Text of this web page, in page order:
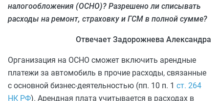
налогообложения (ОСНО)? Разрешено ли списывать
расходы на ремонт, страховку и ГСМ в полной сумме?
Отвечает Задорожнева Александра
Организация на ОСНО сможет включить арендные
платежи за автомобиль в прочие расходы, связанные
с основной бизнес-деятельностью (пп. 10 п. 1 ст. 264
НК РФ). Арендная плата учитывается в расходах в